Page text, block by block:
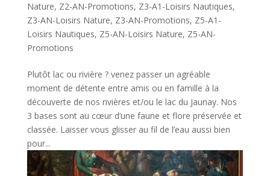
Nature, Z2-AN-Promotions, Z3-A1-Loisirs Nautiques,
Z3-AN-Loisirs Nature, Z3-AN-Promotions, Z5-A1-
Loisirs Nautiques, Z5-AN-Loisirs Nature, Z5-AN-
Promotions
Plutôt lac ou rivière ? venez passer un agréable
moment de détente entre amis ou en famille à la
découverte de nos rivières et/ou le lac du Jaunay. Nos
3 bases sont au cœur d’une faune et flore préservée et
classée. Laisser vous glisser au fil de l’eau aussi bien
pour...